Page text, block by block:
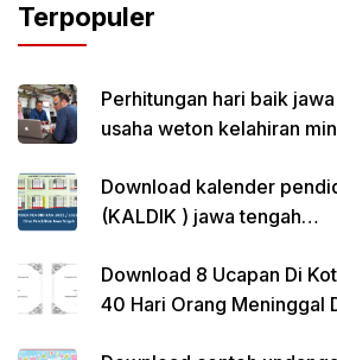
Terpopuler
Perhitungan hari baik
usaha weton kelahiran
Download kalender
(KALDIK ) jawa tengah
Download 8 Ucapan Di
40 Hari Orang Meninggal